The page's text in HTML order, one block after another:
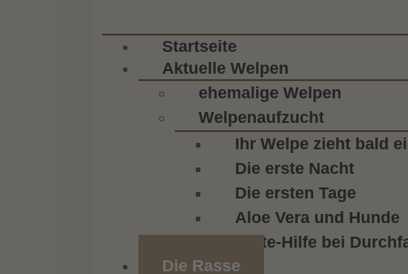
Startseite
Aktuelle Welpen
ehemalige Welpen
Welpenaufzucht
Ihr Welpe zieht bald
Die erste Nacht
Die ersten Tage
Aloe Vera und Hunde
Erste-Hilfe bei
Die Rasse